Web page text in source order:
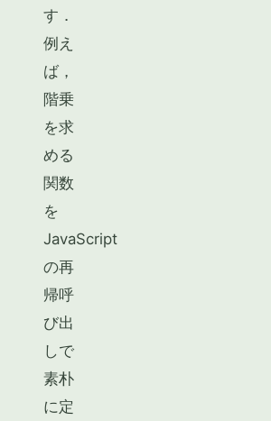
す．
例え
ば，
階乗
を求
める
関数
を
JavaScript
の再
帰呼
び出
しで
素朴
に定